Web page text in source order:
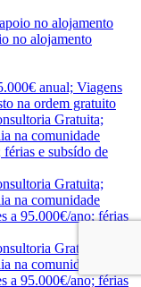
no alojamento
no alojamento
anual; Viagens
na ordem gratuito
Gratuita;
na comunidade
e subsído de
Gratuita;
na comunidade
a 95.000€/ano; férias
Gratuita;
na comunidade
a 95.000€/ano; férias